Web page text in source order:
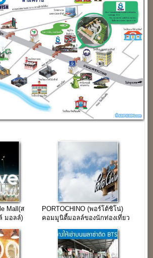
Mall(ส
มอลล์)
PORTOCHINO (พอร์โต้ชิโน่)
คอมมูนิตี้มอลล์ของนักท่องเที่ยว